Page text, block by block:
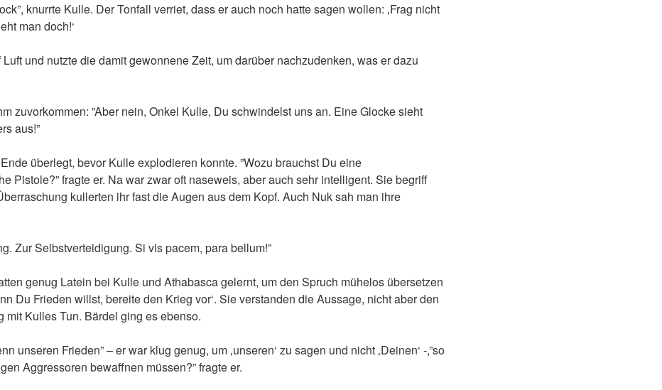
knurrte Kulle. Der Tonfall verriet, dass er auch noch hatte sagen wollen: ‚Frag nicht
man doch!‘
und nutzte die damit gewonnene Zeit, um darüber nachzudenken, was er dazu
zuvorkommen: ”Aber nein, Onkel Kulle, Du schwindelst uns an. Eine Glocke sieht
aus!”
überlegt, bevor Kulle explodieren konnte. ”Wozu brauchst Du eine
Pistole?” fragte er. Na war zwar oft naseweis, aber auch sehr intelligent. Sie begriff
kullerten ihr fast die Augen aus dem Kopf. Auch Nuk sah man ihre
Zur Selbstverteidigung. Si vis pacem, para bellum!”
genug Latein bei Kulle und Athabasca gelernt, um den Spruch mühelos übersetzen
Du Frieden willst, bereite den Krieg vor‘. Sie verstanden die Aussage, nicht aber den
mit Kulles Tun. Bärdel ging es ebenso.
unseren Frieden” – er war klug genug, um ‚unseren‘ zu sagen und nicht ‚Deinen‘ -,”so
Aggressoren bewaffnen müssen?” fragte er.